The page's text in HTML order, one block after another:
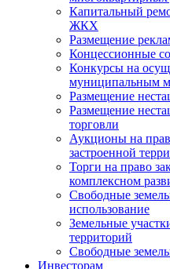
Капитальный
ЖКХ
Размещение
Концессионные
Конкурсы на
муниципальным
Размещение
Размещение
торговли
Аукционы на
застроенной
Торги на право
комплексном
Свободные
использование
Земельные
территорий
Свободные
Инвесторам